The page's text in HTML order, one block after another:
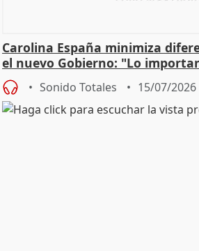
Carolina España minimiza
el nuevo Gobierno: "Lo
una leg
Sonido Totales 15/07/2026